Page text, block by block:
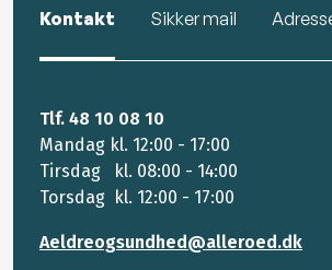
Kontakt Sikker mail
Tlf. 48 10 08 10
Mandag kl. 12:00 - 17:00
Tirsdag kl. 08:00 - 14:00
Torsdag kl. 12:00 - 17:00
Aeldreogsundhed@alleroed.dk